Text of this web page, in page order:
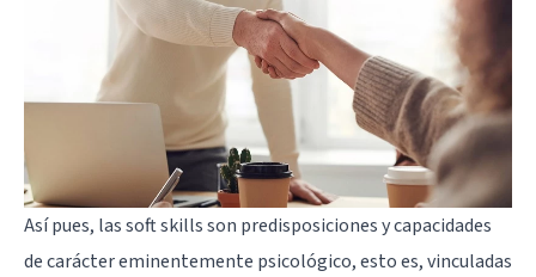
Así pues, las soft skills son predisposiciones y capacidades
de carácter eminentemente psicológico, esto es, vinculadas